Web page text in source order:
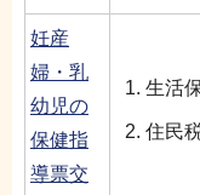
妊産
婦・乳
幼児の
保健指
導票交
生活
住民